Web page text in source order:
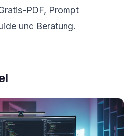
PDF, Prompt
und Beratung.